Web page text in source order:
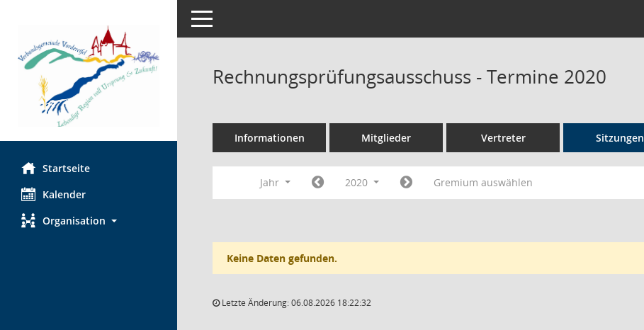
Startseite
Kalender
Organisation
Toggle navigation
Rechnungsprüfungsausschuss - Termine 2020
Informationen Mitglieder Vertreter Sitzungen
Jahr 2020 Gremium auswählen
Keine Daten gefunden.
Letzte Änderung: 06.08.2026 18:22:32